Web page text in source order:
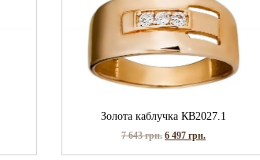
Золота каблучка КВ2027.1
7 643грн. 6 497грн.